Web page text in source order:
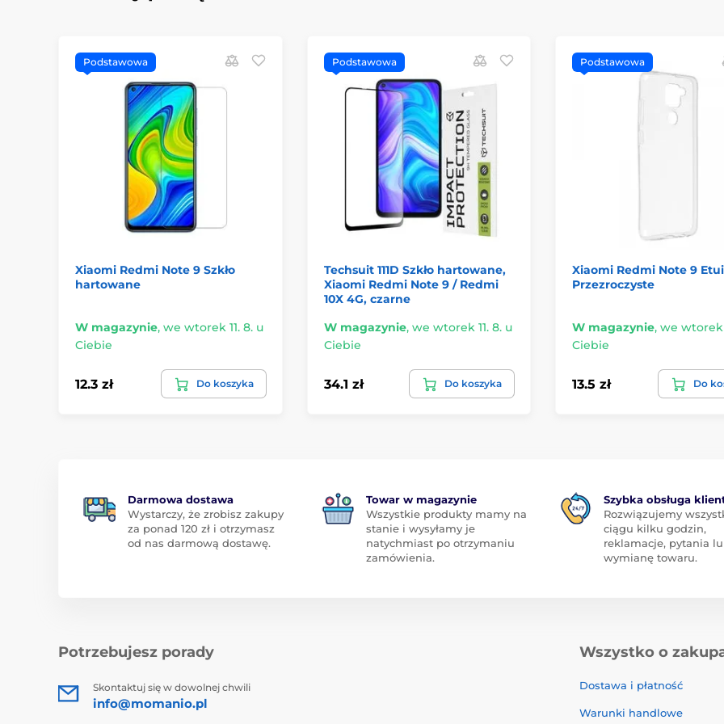
Podstawowa
Xiaomi Redmi Note 9 Szkło
hartowane
W magazynie, we wtorek 11. 8. u
Ciebie
12.3 zł Do koszyka
Podstawowa
Techsuit 111D Szkło hartowane,
Xiaomi Redmi Note 9 / Redmi
10X 4G, czarne
W magazynie, we wtorek 11. 8. u
Ciebie
34.1 zł Do koszyka
Podstawowa
Xiaomi Redmi Note 9 Etui
Przezroczyste
W magazynie, we wtorek
Ciebie
13.5 zł Do
Darmowa dostawa
Wystarczy, że zrobisz zakupy
za ponad 120 zł i otrzymasz
od nas darmową dostawę.
Towar w magazynie
Wszystkie produkty mamy na
stanie i wysyłamy je
natychmiast po otrzymaniu
zamówienia.
Szybka obsługa
Rozwiązujemy
ciągu kilku godzin,
reklamacje, pytania
wymianę towaru.
Potrzebujesz porady
Skontaktuj się w dowolnej chwili
info@momanio.pl
Wszystko o
Dostawa i płatność
Warunki handlowe